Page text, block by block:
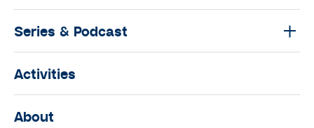
Series & Podcast
Activities
About